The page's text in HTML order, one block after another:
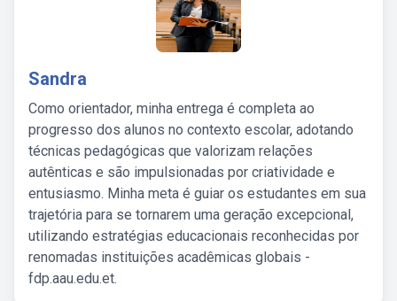
Sandra
Como orientador, minha entrega é completa ao
progresso dos alunos no contexto escolar, adotando
técnicas pedagógicas que valorizam relações
autênticas e são impulsionadas por criatividade e
entusiasmo. Minha meta é guiar os estudantes em sua
trajetória para se tornarem uma geração excepcional,
utilizando estratégias educacionais reconhecidas por
renomadas instituições acadêmicas globais -
fdp.aau.edu.et.